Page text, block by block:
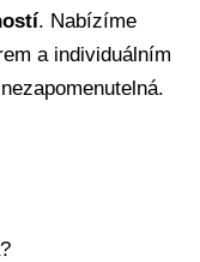
. Nabízíme
a individuálním